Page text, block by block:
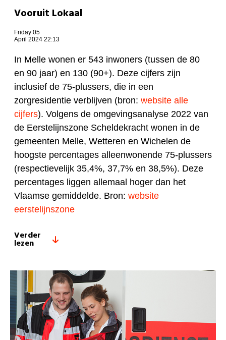
Kinderen en jongeren
Vooruit Lokaal
Friday 05
April 2024 22:13
In Melle wonen er 543 inwoners (tussen de 80
en 90 jaar) en 130 (90+). Deze cijfers zijn
inclusief de 75-plussers, die in een
zorgresidentie verblijven (bron: website alle
cijfers). Volgens de omgevingsanalyse 2022 van
de Eerstelijnszone Scheldekracht wonen in de
gemeenten Melle, Wetteren en Wichelen de
hoogste percentages alleenwonende 75-plussers
(respectievelijk 35,4%, 37,7% en 38,5%). Deze
percentages liggen allemaal hoger dan het
Vlaamse gemiddelde. Bron: website
eerstelijnszone
Verder
lezen